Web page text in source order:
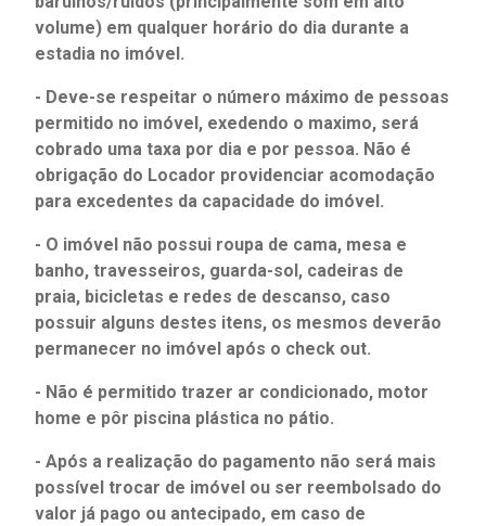
volume) em qualquer horário do dia durante a
estadia no imóvel.
- Deve-se respeitar o número máximo de pessoas
permitido no imóvel, exedendo o maximo, será
cobrado uma taxa por dia e por pessoa. Não é
obrigação do Locador providenciar acomodação
para excedentes da capacidade do imóvel.
- O imóvel não possui roupa de cama, mesa e
banho, travesseiros, guarda-sol, cadeiras de
praia, bicicletas e redes de descanso, caso
possuir alguns destes itens, os mesmos deverão
permanecer no imóvel após o check out.
- Não é permitido trazer ar condicionado, motor
home e pôr piscina plástica no pátio.
- Após a realização do pagamento não será mais
possível trocar de imóvel ou ser reembolsado do
valor já pago ou antecipado, em caso de